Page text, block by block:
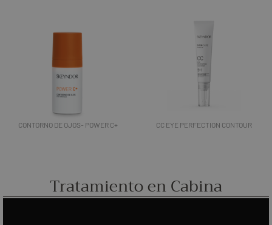
CONTORNO DE OJOS- POWER C+ CC EYE PERFECTION CONTOUR
Tratamiento en Cabina